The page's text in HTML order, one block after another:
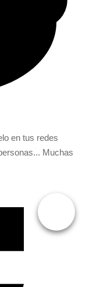
en tus redes
Muchas